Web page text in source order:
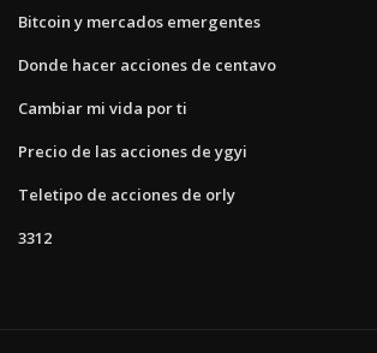
Bitcoin y mercados emergentes
Donde hacer acciones de centavo
Cambiar mi vida por ti
Precio de las acciones de ygyi
Teletipo de acciones de orly
3312